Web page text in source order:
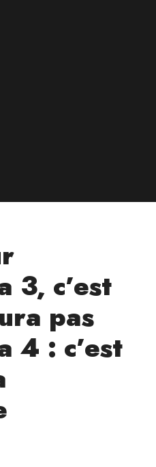
3, c’est
pas
4 : c’est